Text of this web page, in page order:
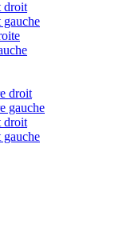
droit
droit
gauche
droit
gauche